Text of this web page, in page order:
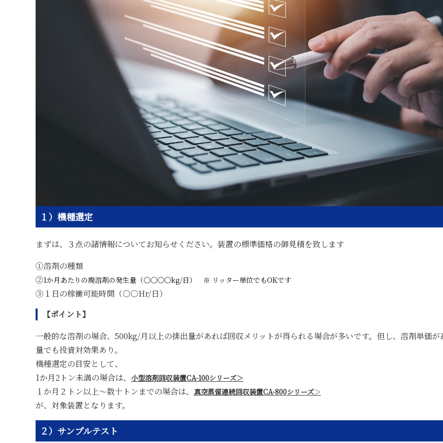
１）機種選定
まずは、３点の諸情報についてお知らせください。装置の標準価格の御見積を致します
①溶剤の種類
②1か月あたりの廃溶剤の発生量（〇〇〇〇kg/日） ※ リッター単位でもOKです
③１日の稼働可能時間（○○Hr/日）
【ポイント】
一般的な溶剤の場合、500kg/月以上の排出量があれば回収メリットが得られる場合が多いです。但し、溶剤単価が
量でも投資対効果あり。
機種選定の目安として、
1か月2トン未満の場合は、 小型溶剤回収装置CA-100シリーズ＞
１か月２トン以上～数十トンまでの場合は、 真空蒸留連続回収装置CA-800シリーズ＞
が、対象装置となります。
２）サンプルテスト